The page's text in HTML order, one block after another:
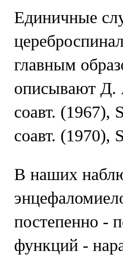
Единичные
главным
описывают Д.
соавт. (1967),
соавт. (1970),
В наших
постепенно -
функций -